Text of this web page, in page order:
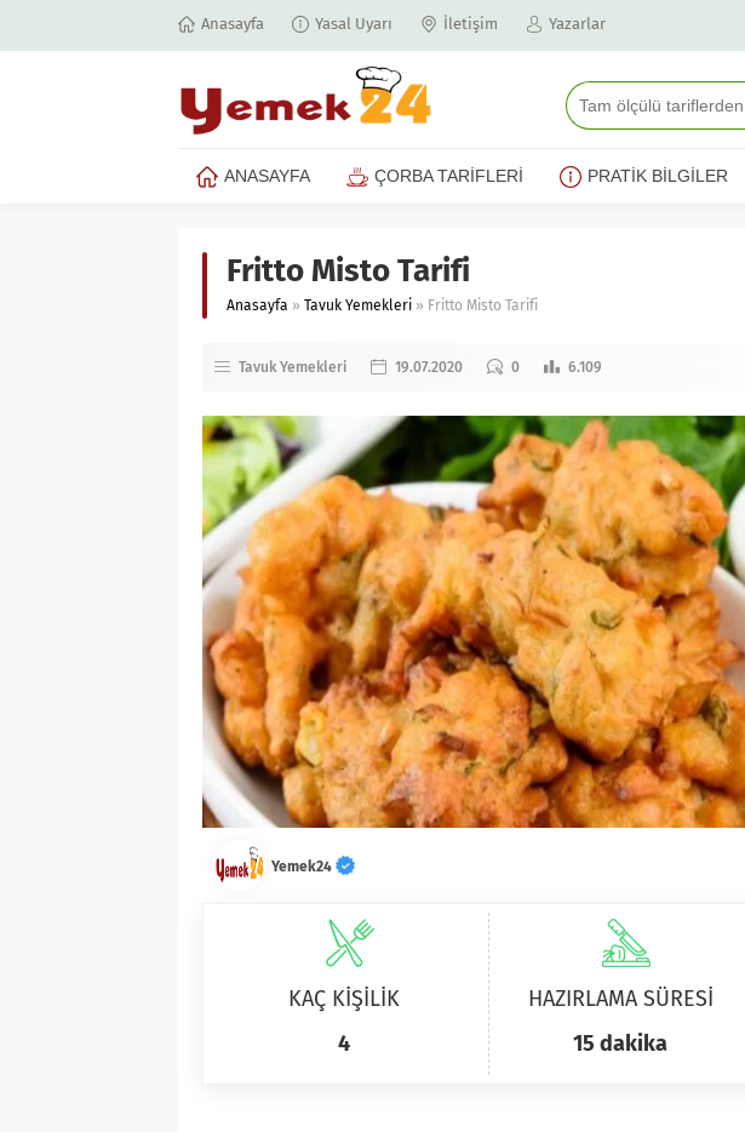
Anasayfa Yasal Uyarı İletişim Yazarlar
ANASAYFA ÇORBA TARİFLERİ PRATİK BİLGİLER
Fritto Misto Tarifi
Anasayfa » Tavuk Yemekleri » Fritto Misto Tarifi
Tavuk Yemekleri 19.07.2020 0 6.109
Yemek24
KAÇ KİŞİLİK
4
HAZIRLAMA SÜRESİ
15 dakika